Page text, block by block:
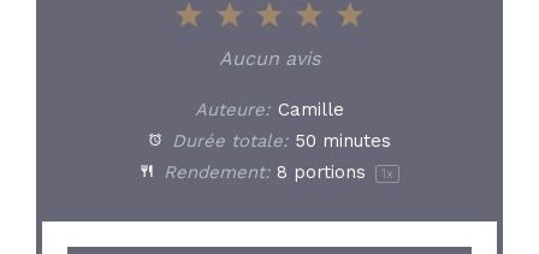
5
4
3
Stars
2
Stars
1
Star
Aucun avis
Auteure: Camille
Durée totale: 50 minutes
Rendement: 8 portions 1 x